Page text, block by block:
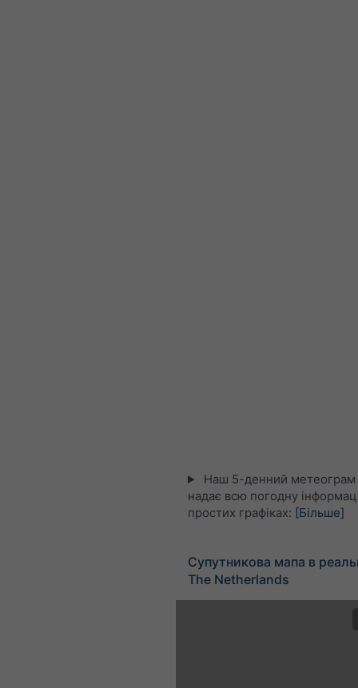
Наш 5-денний метеограм
надає всю погодну
простих графіках: [Більше]
Супутникова мапа в
The Netherlands